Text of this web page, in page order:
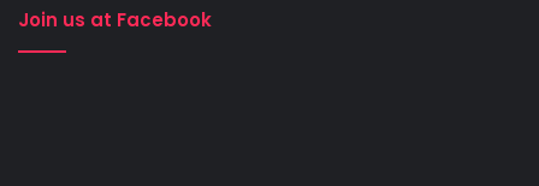
Join us at Facebook